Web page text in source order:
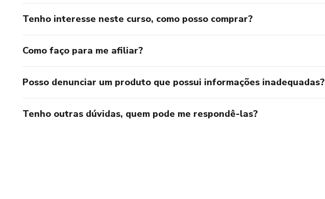
Tenho interesse neste curso, como posso comprar?
Como faço para me afiliar?
Posso denunciar um produto que possui informações inadequadas?
Tenho outras dúvidas, quem pode me respondê-las?